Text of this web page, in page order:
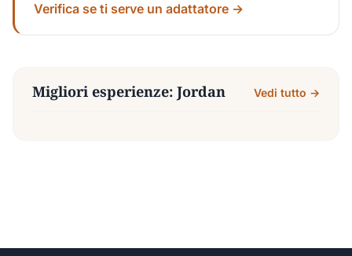
Verifica se ti serve un adattatore →
Migliori esperienze: Jordan Vedi tutto →